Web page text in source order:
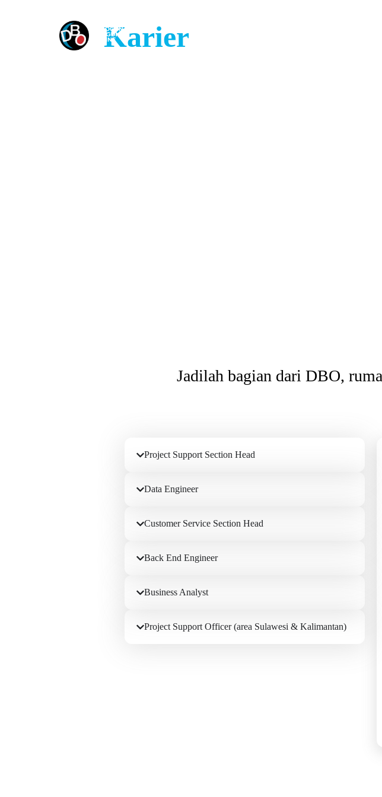
Karier
Jadilah bagian dari DBO,
Project Support Section Head
Data Engineer
Customer Service Section Head
Back End Engineer
Business Analyst
Project Support Officer (area Sulawesi & Kalimantan)